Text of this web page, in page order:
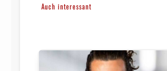
Auch interessant